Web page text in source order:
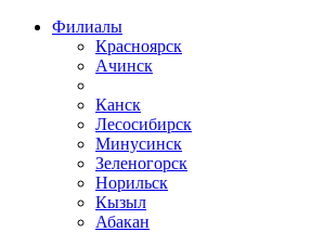
Филиалы
Красноярск
Ачинск
Канск
Лесосибирск
Минусинск
Зеленогорск
Норильск
Кызыл
Абакан